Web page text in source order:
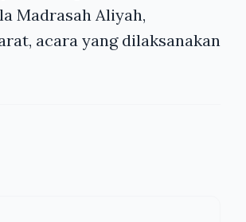
Madrasah Aliyah,
acara yang dilaksanakan